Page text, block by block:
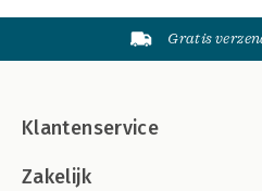
Gratis
Klantenservice
Zakelijk